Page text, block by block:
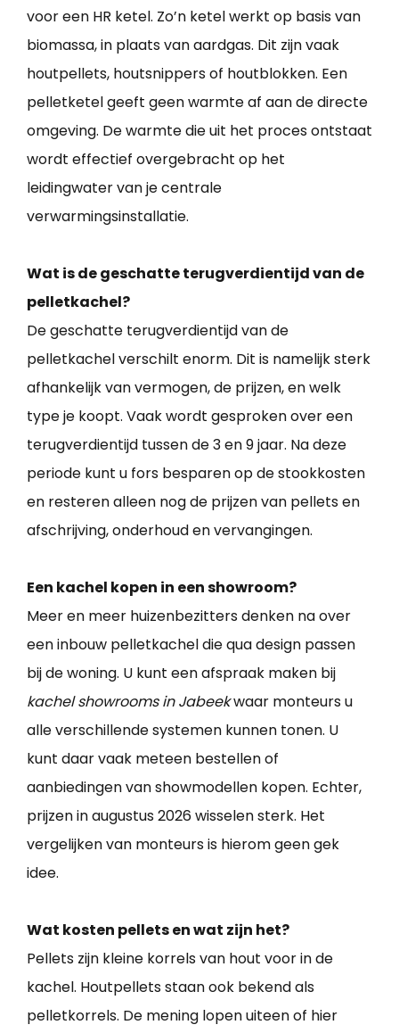
voor een HR ketel. Zo’n ketel werkt op basis van
biomassa, in plaats van aardgas. Dit zijn vaak
houtpellets, houtsnippers of houtblokken. Een
pelletketel geeft geen warmte af aan de directe
omgeving. De warmte die uit het proces ontstaat
wordt effectief overgebracht op het
leidingwater van je centrale
verwarmingsinstallatie.
Wat is de geschatte terugverdientijd van de
pelletkachel?
De geschatte terugverdientijd van de
pelletkachel verschilt enorm. Dit is namelijk sterk
afhankelijk van vermogen, de prijzen, en welk
type je koopt. Vaak wordt gesproken over een
terugverdientijd tussen de 3 en 9 jaar. Na deze
periode kunt u fors besparen op de stookkosten
en resteren alleen nog de prijzen van pellets en
afschrijving, onderhoud en vervangingen.
Een kachel kopen in een showroom?
Meer en meer huizenbezitters denken na over
een inbouw pelletkachel die qua design passen
bij de woning. U kunt een afspraak maken bij
kachel showrooms in Jabeekwaar monteurs u
alle verschillende systemen kunnen tonen. U
kunt daar vaak meteen bestellen of
aanbiedingen van showmodellen kopen. Echter,
prijzen in augustus 2026 wisselen sterk. Het
vergelijken van monteurs is hierom geen gek
idee.
Wat kosten pellets en wat zijn het?
Pellets zijn kleine korrels van hout voor in de
kachel. Houtpellets staan ook bekend als
pelletkorrels. De mening lopen uiteen of hier